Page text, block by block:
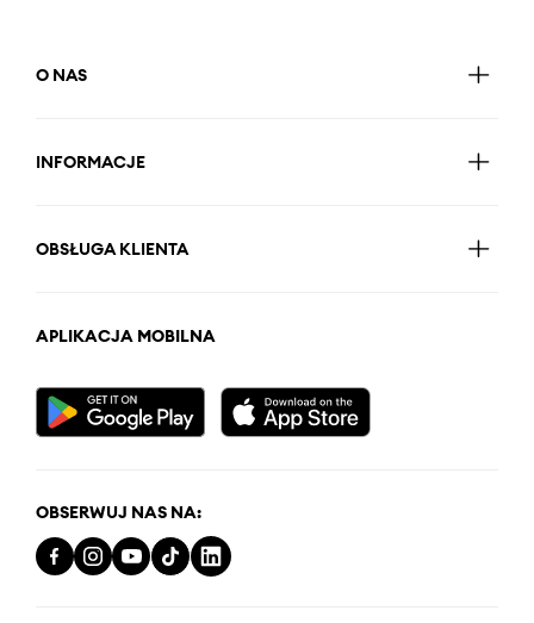
O NAS
INFORMACJE
OBSŁUGA KLIENTA
APLIKACJA MOBILNA
OBSERWUJ NAS NA: